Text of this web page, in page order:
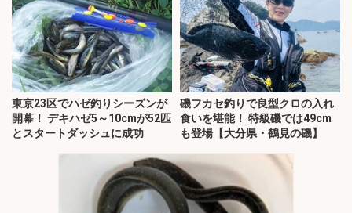
東京23区でハゼ釣りシーズンが
開幕！ デキハゼ5～10cmが52匹
とスタートダッシュに成功
磯フカセ釣りで良型クロの入れ
食いを堪能！ 特級磯では49cm
も登場【大分県・鶴見の磯】